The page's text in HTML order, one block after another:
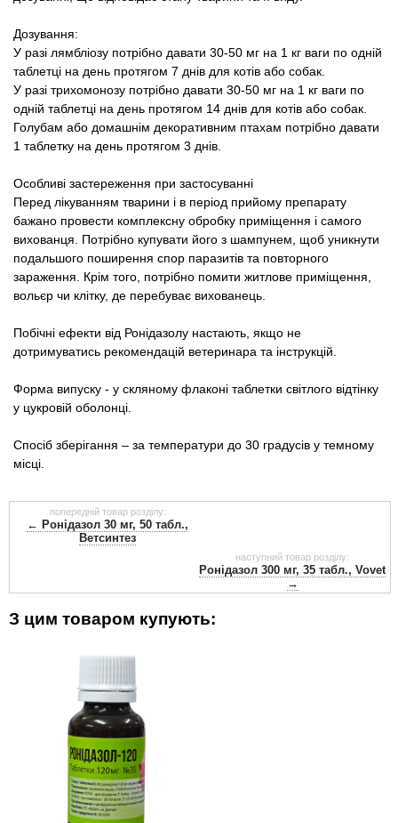
Дозування:
У разі лямбліозу потрібно давати 30-50 мг на 1 кг ваги по одній
таблетці на день протягом 7 днів для котів або собак.
У разі трихомонозу потрібно давати 30-50 мг на 1 кг ваги по
одній таблетці на день протягом 14 днів для котів або собак.
Голубам або домашнім декоративним птахам потрібно давати
1 таблетку на день протягом 3 днів.
Особливі застереження при застосуванні
Перед лікуванням тварини і в період прийому препарату
бажано провести комплексну обробку приміщення і самого
вихованця. Потрібно купувати його з шампунем, щоб уникнути
подальшого поширення спор паразитів та повторного
зараження. Крім того, потрібно помити житлове приміщення,
вольєр чи клітку, де перебуває вихованець.
Побічні ефекти від Ронідазолу настають, якщо не
дотримуватись рекомендацій ветеринара та інструкцій.
Форма випуску - у скляному флаконі таблетки світлого відтінку
у цукровій оболонці.
Спосіб зберігання – за температури до 30 градусів у темному
місці.
попередній товар розділу:
← Ронідазол 30 мг, 50 табл.,
Ветсинтез
наступний товар розділу:
Ронідазол 300 мг, 35 табл., Vovet
→
З цим товаром купують: